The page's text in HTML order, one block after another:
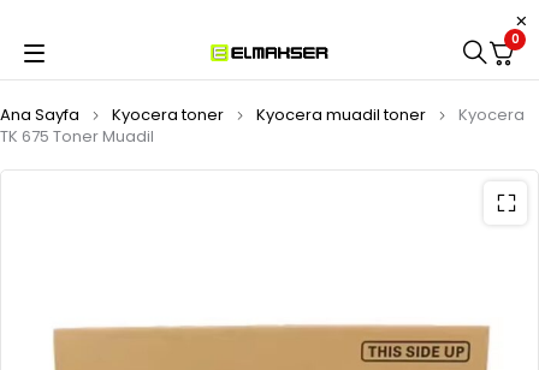
0
Ana Sayfa Kyocera toner Kyocera muadil toner
Kyocera
TK 675 Toner Muadil